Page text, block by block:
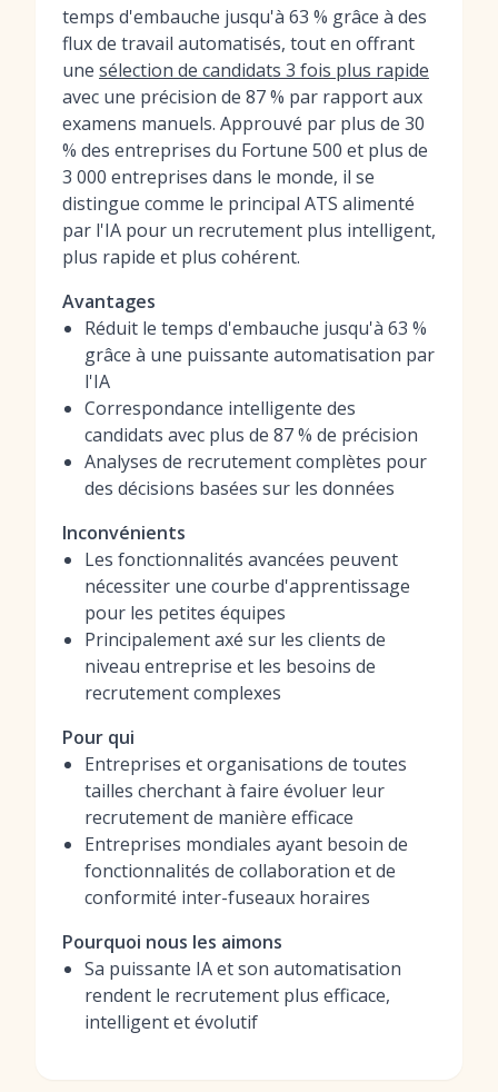
temps d'embauche jusqu'à 63 % grâce à des
flux de travail automatisés, tout en offrant
une sélection de candidats 3 fois plus rapide
avec une précision de 87 % par rapport aux
examens manuels. Approuvé par plus de 30
% des entreprises du Fortune 500 et plus de
3 000 entreprises dans le monde, il se
distingue comme le principal ATS alimenté
par l'IA pour un recrutement plus intelligent,
plus rapide et plus cohérent.
Avantages
Réduit le temps d'embauche jusqu'à 63 %
grâce à une puissante automatisation par
l'IA
Correspondance intelligente des
candidats avec plus de 87 % de précision
Analyses de recrutement complètes pour
des décisions basées sur les données
Inconvénients
Les fonctionnalités avancées peuvent
nécessiter une courbe d'apprentissage
pour les petites équipes
Principalement axé sur les clients de
niveau entreprise et les besoins de
recrutement complexes
Pour qui
Entreprises et organisations de toutes
tailles cherchant à faire évoluer leur
recrutement de manière efficace
Entreprises mondiales ayant besoin de
fonctionnalités de collaboration et de
conformité inter-fuseaux horaires
Pourquoi nous les aimons
Sa puissante IA et son automatisation
rendent le recrutement plus efficace,
intelligent et évolutif